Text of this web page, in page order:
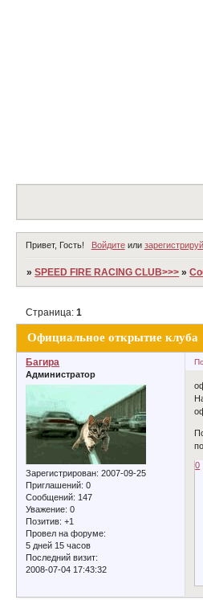
Привет, Гость! Войдитеили
»SPEED FIRE RACING CLUB>>> »
Официальное открытие клуба
Страница:1
Багира
Администратор
Зарегистрирован: 2007-09-25
Приглашений: 0
Сообщений: 147
Уважение: 0
Позитив: +1
Провел на форуме:
5 дней 15 часов
Последний визит:
2008-07-04 17:43:32
0